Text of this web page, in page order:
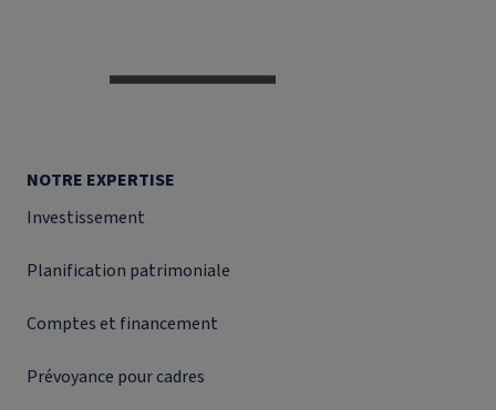
NOTRE EXPERTISE
Investissement
Planification patrimoniale
Comptes et financement
Prévoyance pour cadres